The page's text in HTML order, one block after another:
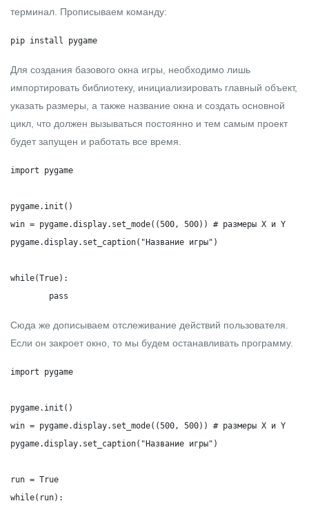
терминал. Прописываем команду:
pip install pygame
Для создания базового окна игры, необходимо лишь
импортировать библиотеку, инициализировать главный объект,
указать размеры, а также название окна и создать основной
цикл, что должен вызываться постоянно и тем самым проект
будет запущен и работать все время.
import pygame
pygame.init()
win = pygame.display.set_mode((500, 500)) # размеры X и Y
pygame.display.set_caption("Название игры")
while(True):
	pass
Сюда же дописываем отслеживание действий пользователя.
Если он закроет окно, то мы будем останавливать программу.
import pygame
pygame.init()
win = pygame.display.set_mode((500, 500)) # размеры X и Y
pygame.display.set_caption("Название игры")
run = True
while(run):